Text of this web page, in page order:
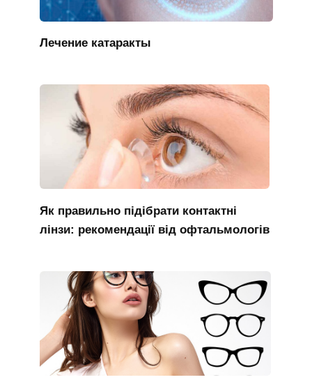
Лечение катаракты
Як правильно підібрати контактні
лінзи: рекомендації від офтальмологів